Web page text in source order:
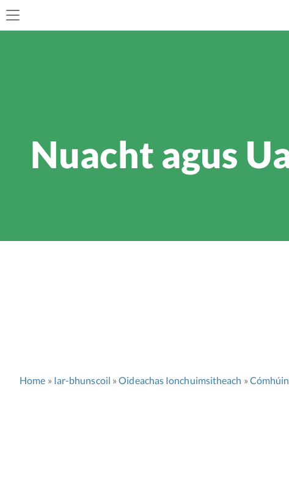
Nuacht agus
Home Iar-bhunscoil Oideachas Ionchuimsitheach